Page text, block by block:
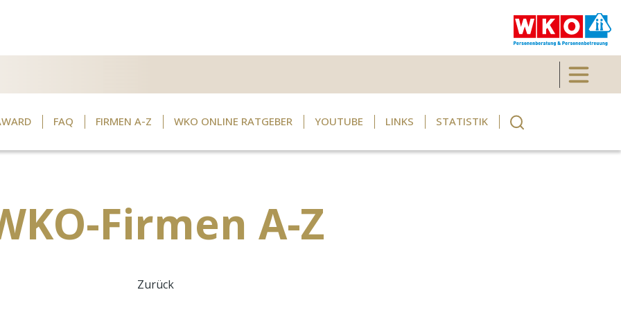
Toggle
FAQ FIRMEN A-Z WKO ONLINE RATGEBER YOUTUBE LINKS STATISTIK
Firmen A-Z
Zurück